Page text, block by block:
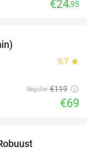
€24,95
9.7 star
Regulier €119
€69